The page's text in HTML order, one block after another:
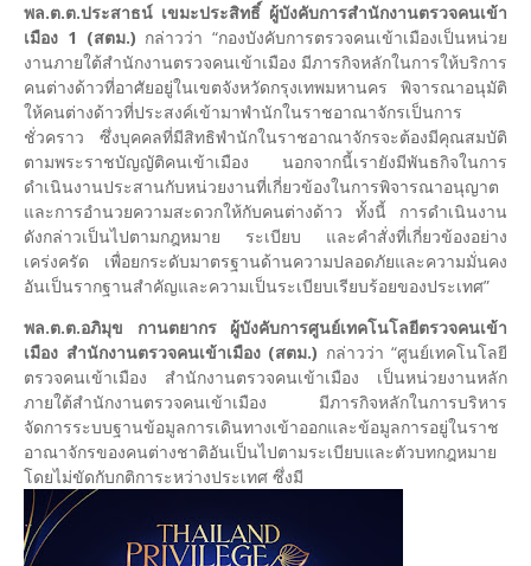
พล.ต.ต.ประสาธน์ เขมะประสิทธิ์ ผู้บังคับการสำนักงานตรวจคนเข้า
เมือง 1 (สตม.) กล่าวว่า “กองบังคับการตรวจคนเข้าเมืองเป็นหน่วย
งานภายใต้สำนักงานตรวจคนเข้าเมือง มีภารกิจหลักในการให้บริการ
คนต่างด้าวที่อาศัยอยู่ในเขตจังหวัดกรุงเทพมหานคร พิจารณาอนุมัติ
ให้คนต่างด้าวที่ประสงค์เข้ามาพำนักในราชอาณาจักรเป็นการ
ชั่วคราว ซึ่งบุคคลที่มีสิทธิพำนักในราชอาณาจักรจะต้องมีคุณสมบัติ
ตามพระราชบัญญัติคนเข้าเมือง นอกจากนี้เรายังมีพันธกิจในการ
ดำเนินงานประสานกับหน่วยงานที่เกี่ยวข้องในการพิจารณาอนุญาต
และการอำนวยความสะดวกให้กับคนต่างด้าว ทั้งนี้ การดำเนินงาน
ดังกล่าวเป็นไปตามกฎหมาย ระเบียบ และคำสั่งที่เกี่ยวข้องอย่าง
เคร่งครัด เพื่อยกระดับมาตรฐานด้านความปลอดภัยและความมั่นคง
อันเป็นรากฐานสำคัญและความเป็นระเบียบเรียบร้อยของประเทศ”
พล.ต.ต.อภิมุข กานตยากร ผู้บังคับการศูนย์เทคโนโลยีตรวจคนเข้า
เมือง สำนักงานตรวจคนเข้าเมือง (สตม.) กล่าวว่า “ศูนย์เทคโนโลยี
ตรวจคนเข้าเมือง สำนักงานตรวจคนเข้าเมือง เป็นหน่วยงานหลัก
ภายใต้สำนักงานตรวจคนเข้าเมือง มีภารกิจหลักในการบริหาร
จัดการระบบฐานข้อมูลการเดินทางเข้าออกและข้อมูลการอยู่ในราช
อาณาจักรของคนต่างชาติอันเป็นไปตามระเบียบและตัวบทกฎหมาย
โดยไม่ขัดกับกติการะหว่างประเทศ ซึ่งมี